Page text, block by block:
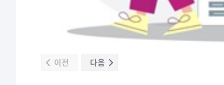
이전 다음